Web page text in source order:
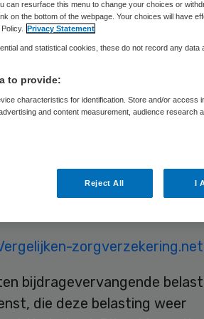
2015
redenen geen
laat weinig verschil zien in
nam af met 62 mensen
zorgverzekering.net
bijdragevervangende
die deze belasting weer
can resurface this menu to change your choices or
on the bottom of the webpage. Your choices will have
Privacy Statement
and statistical cookies, these do not record any data
to provide:
characteristics for identification. Store and/or access
and content measurement, audience research
Reject All I